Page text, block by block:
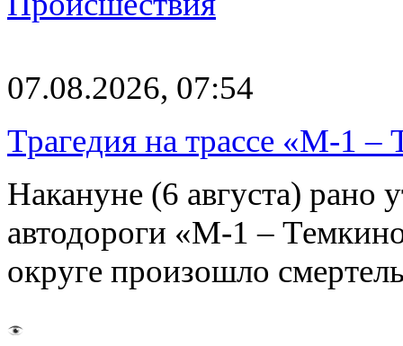
07.08.2026, 07:54
Трагедия на трассе «М-1 –
Накануне (6 августа) рано
автодороги «М-1 –
округе произошло